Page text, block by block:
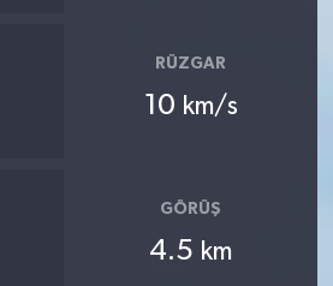
RÜZGAR
10 km/s
GÖRÜŞ
4.5 km